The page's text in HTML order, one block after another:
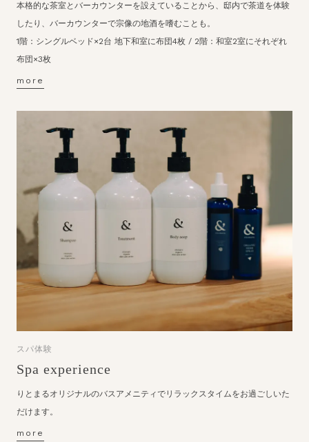
本格的な茶室とバーカウンターを設えていることから、邸内で茶道を体験
したり、バーカウンターで宗像の地酒を嗜むことも。
1階：シングルベッド×2台 地下和室に布団4枚 / 2階：和室2室にそれぞれ
布団×3枚
more
スパ体験
Spa experience
りとまるオリジナルのバスアメニティでリラックスタイムをお過ごしいた
だけます。
more